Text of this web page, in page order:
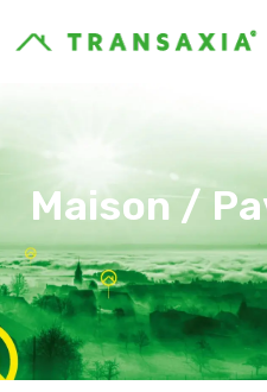
Maison /